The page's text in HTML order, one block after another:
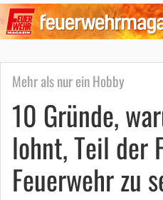
Mehr als nur ein Hobby
10 Gründe,
lohnt, Teil der
Feuerwehr zu